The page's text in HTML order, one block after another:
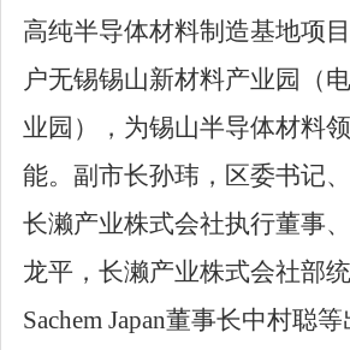
高纯半导体材料制造基地项
户无锡锡山新材料产业园（
业园），为锡山半导体材料
能。副市长孙玮，区委书记
长濑产业株式会社执行董事
龙平，长濑产业株式会社部
Sachem Japan董事长中村聪